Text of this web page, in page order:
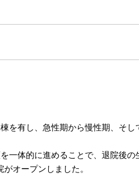
を有し、急性期から慢性期、そし
一体的に進めることで、退院後の
オープンしました。